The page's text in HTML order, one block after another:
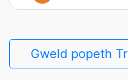
Gweld popeth